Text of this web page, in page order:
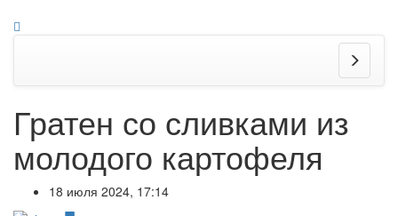
Гратен со сливками из
молодого картофеля
18 июля 2024, 17:14